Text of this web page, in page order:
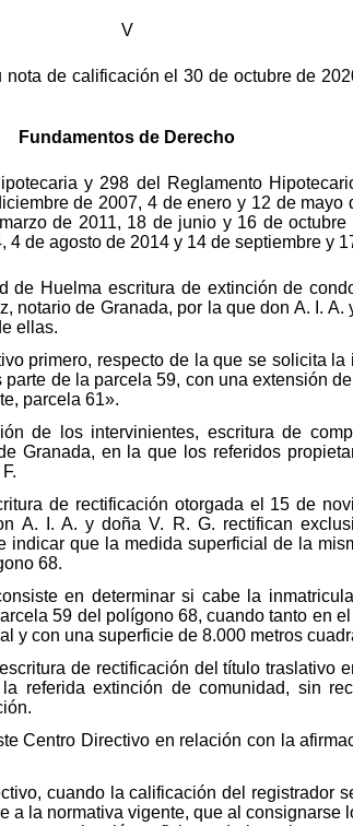
V
de calificación el 30 de octubre de
Fundamentos de Derecho
y 298 del Reglamento
de 2007, 4 de enero y 12 de mayo
de 2011, 18 de junio y 16 de
de agosto de 2014 y 14 de septiembre y
Huelma escritura de extinción de
notario de Granada, por la que don A. I.
ellas.
primero, respecto de la que se solicita
de la parcela 59, con una extensión
parcela 61».
de los intervinientes, escritura de
Granada, en la que los referidos
de rectificación otorgada el 15 de
A. I. A. y doña V. R. G. rectifican
indicar que la medida superficial de la
68.
en determinar si cabe la
59 del polígono 68, cuando tanto en
y con una superficie de 8.000 metros
de rectificación del título traslativo
referida extinción de comunidad, sin
Centro Directivo en relación con la
cuando la calificación del registrador
a la normativa vigente, que al consignarse